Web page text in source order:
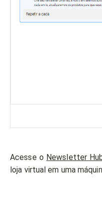
Acesse o Newsletter
loja virtual em uma